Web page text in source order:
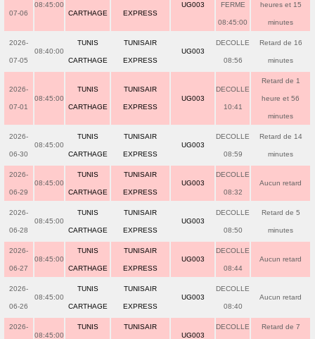
07-06
08:45:00
CARTHAGE EXPRESS
UG003 FERME
08:45:00
heures et 15
minutes
2026-
07-05
08:40:00
TUNIS
CARTHAGE
TUNISAIR
EXPRESS
UG003
DECOLLE
08:56
Retard de 16
minutes
2026-
07-01
08:45:00
TUNIS
CARTHAGE
TUNISAIR
EXPRESS
UG003
DECOLLE
10:41
Retard de 1
heure et 56
minutes
2026-
06-30
08:45:00
TUNIS
CARTHAGE
TUNISAIR
EXPRESS
UG003
DECOLLE
08:59
Retard de 14
minutes
2026-
06-29
08:45:00
TUNIS
CARTHAGE
TUNISAIR
EXPRESS
UG003
DECOLLE
08:32
Aucun retard
2026-
06-28
08:45:00
TUNIS
CARTHAGE
TUNISAIR
EXPRESS
UG003
DECOLLE
08:50
Retard de 5
minutes
2026-
06-27
08:45:00
TUNIS
CARTHAGE
TUNISAIR
EXPRESS
UG003
DECOLLE
08:44
Aucun retard
2026-
06-26
08:45:00
TUNIS
CARTHAGE
TUNISAIR
EXPRESS
UG003
DECOLLE
08:40
Aucun retard
2026-
08:45:00
TUNIS TUNISAIR
UG003
DECOLLE Retard de 7